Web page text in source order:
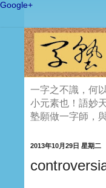
Google+
一字之不識，何
小元素也！語妙
塾願做一字師，
2013年10月29日 星期二